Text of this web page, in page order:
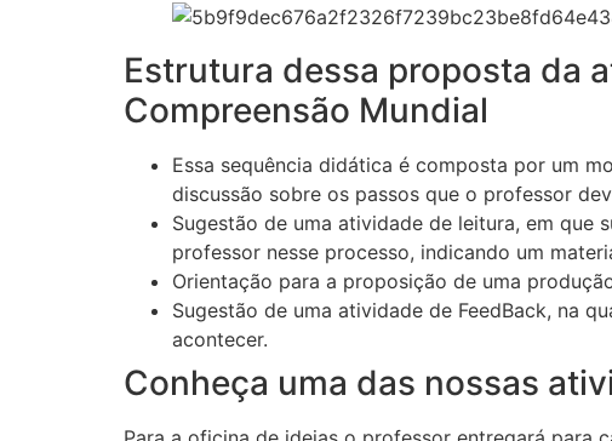
Estrutura dessa proposta da
Compreensão Mundial
Essa sequência didática é composta por um
discussão sobre os passos que o professor
Sugestão de uma atividade de leitura, em que
professor nesse processo, indicando um
Orientação para a proposição de uma
Sugestão de uma atividade de FeedBack, na
acontecer.
Conheça uma das nossas